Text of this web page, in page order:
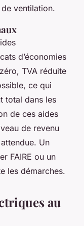
ventilation.
d’économies
TVA réduite
ce qui
total dans les
de ces aides
de revenu
Un
FAIRE ou un
les démarches.
au